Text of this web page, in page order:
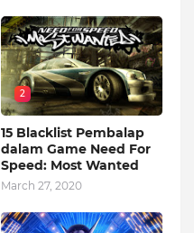
2
15 Blacklist Pembalap
dalam Game Need For
Speed: Most Wanted
March 27, 2020